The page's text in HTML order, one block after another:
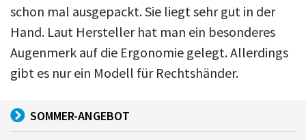
schon mal ausgepackt. Sie liegt sehr gut in der
Hand. Laut Hersteller hat man ein besonderes
Augenmerk auf die Ergonomie gelegt. Allerdings
gibt es nur ein Modell für Rechtshänder.
SOMMER-ANGEBOT